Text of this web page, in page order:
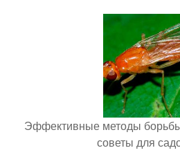
Эффективные методы
советы для